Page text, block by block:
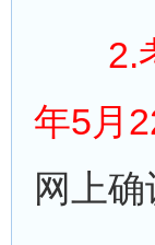
2.
年5月
网上